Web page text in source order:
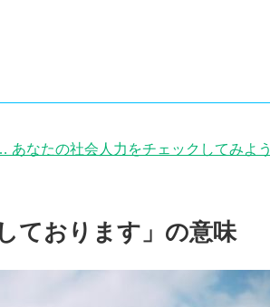
なたの社会人力をチェックしてみよう
ております」の意味